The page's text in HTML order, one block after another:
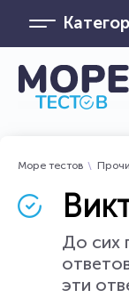
Море тестов
До сих
эти